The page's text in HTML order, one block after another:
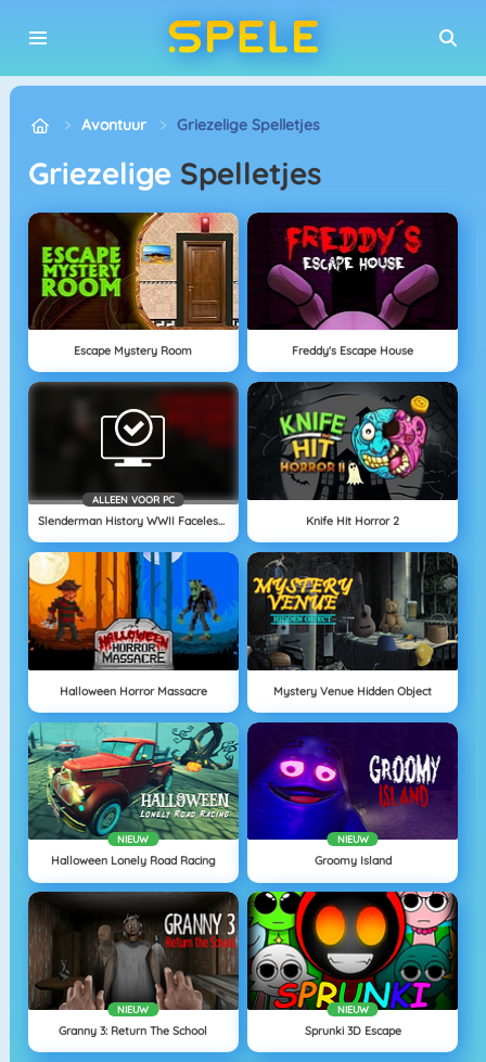
Avontuur Griezelige Spelletjes
Griezelige Spelletjes
Escape Mystery Room Freddy's Escape House
ALLEEN VOOR PC
Slenderman History WWII Faceless Horror Knife Hit Horror 2
Halloween Horror Massacre Mystery Venue Hidden Object
NIEUW
Halloween Lonely Road Racing
NIEUW
Groomy Island
NIEUW
Granny 3: Return The School
NIEUW
Sprunki 3D Escape